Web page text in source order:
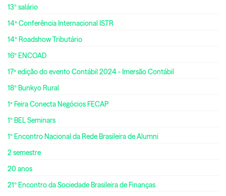
13º salário
14ª Conferência Internacional ISTR
14º Roadshow Tributário
16º ENCOAD
17ª edição do evento Contábil 2024 - Imersão Contábil
18º Bunkyo Rural
1ª Feira Conecta Negócios FECAP
1º BEL Seminars
1º Encontro Nacional da Rede Brasileira de Alumni
2 semestre
20 anos
21º Encontro da Sociedade Brasileira de Finanças